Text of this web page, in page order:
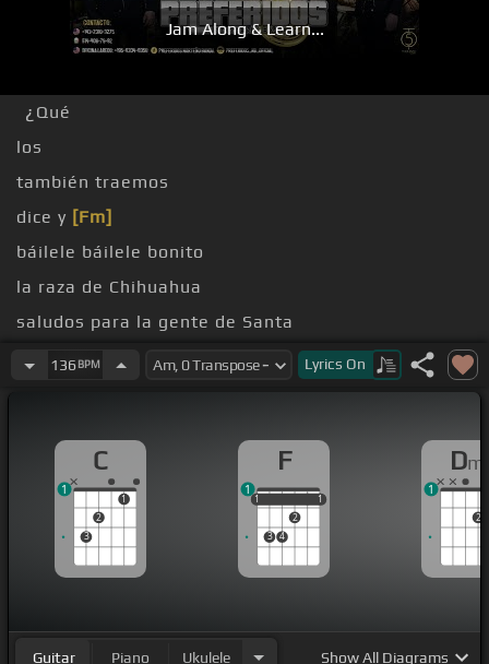
Jam Along & Learn...
¿Qué
los
también traemos
dice y [Fm]
báilele báilele bonito
la raza de Chihuahua
saludos para la gente de Santa
[Dm] [Db]
136 BPM Lyrics On
C
3
2
1
1
F
1
3 4
2
1
1 1
1
Dm
2
1
Guitar Piano Ukulele ShowAll Diagrams